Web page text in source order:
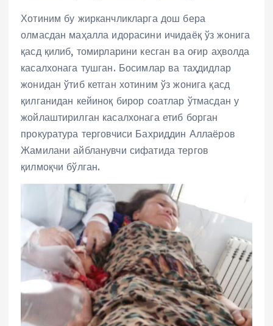
Хотиним бу жирканчликларга дош бера
олмасдан маҳалла идорасини ичидаёқ ўз жонига
қасд қилиб, томирларини кесган ва оғир аҳволда
касалхонага тушган. Босимлар ва таҳдидлар
жонидан ўтиб кетган хотиним ўз жонига қасд
қилганидан кейиноқ бирор соатлар ўтмасдан у
жойлаштирилган касалхонага етиб борган
прокуратура терговчиси Бахриддин Аллаёров
Жамилани айбланувчи сифатида тергов
қилмоқчи бўлган.